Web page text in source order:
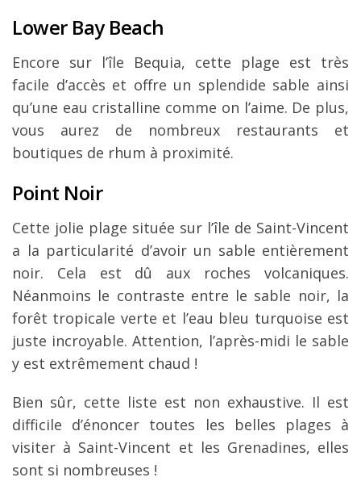
Lower Bay Beach
Encore sur l’île Bequia, cette plage est très
facile d’accès et offre un splendide sable ainsi
qu’une eau cristalline comme on l’aime. De plus,
vous aurez de nombreux restaurants et
boutiques de rhum à proximité.
Point Noir
Cette jolie plage située sur l’île de Saint-Vincent
a la particularité d’avoir un sable entièrement
noir. Cela est dû aux roches volcaniques.
Néanmoins le contraste entre le sable noir, la
forêt tropicale verte et l’eau bleu turquoise est
juste incroyable. Attention, l’après-midi le sable
y est extrêmement chaud !
Bien sûr, cette liste est non exhaustive. Il est
difficile d’énoncer toutes les belles plages à
visiter à Saint-Vincent et les Grenadines, elles
sont si nombreuses !